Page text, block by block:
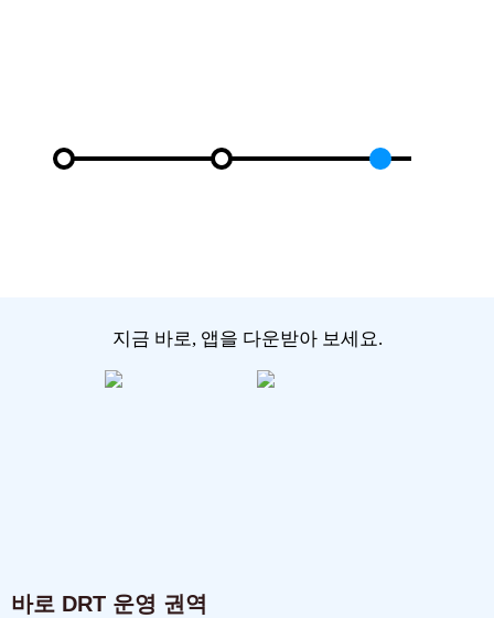
지금 바로, 앱을 다운받아 보세요.
바로 DRT 운영 권역